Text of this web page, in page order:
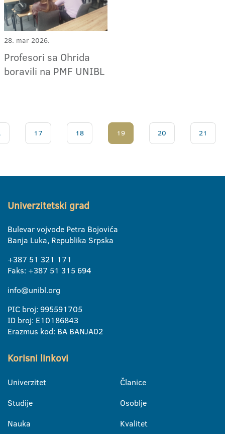
28. mar 2026.
Profesori sa Ohrida
boravili na PMF UNIBL
17 18 19 20 21
Univerzitetski grad
Bulevar vojvode Petra Bojovića
Banja Luka, Republika Srpska
+387 51 321 171
Faks: +387 51 315 694
info@unibl.org
PIC broj: 995591705
ID broj: E10186843
Erazmus kod: BA BANJA02
Korisni linkovi
Univerzitet
Studije
Nauka
Članice
Osoblje
Kvalitet